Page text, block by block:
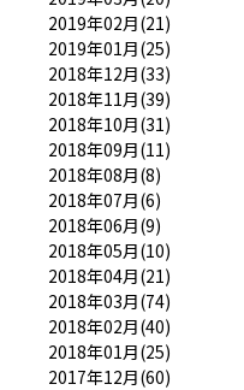
2019年02月(21)
2019年01月(25)
2018年12月(33)
2018年11月(39)
2018年10月(31)
2018年09月(11)
2018年08月(8)
2018年07月(6)
2018年06月(9)
2018年05月(10)
2018年04月(21)
2018年03月(74)
2018年02月(40)
2018年01月(25)
2017年12月(60)